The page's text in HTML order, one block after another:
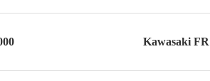
Kawasaki FR